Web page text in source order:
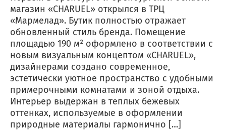
магазин «CHARUEL» открылся в ТРЦ
«Мармелад». Бутик полностью отражает
обновленный стиль бренда. Помещение
площадью 190 м² оформлено в соответствии с
новым визуальным концептом «CHARUEL»,
дизайнерами создано современное,
эстетически уютное пространство с удобными
примерочными комнатами и зоной отдыха.
Интерьер выдержан в теплых бежевых
оттенках, используемые в оформлении
природные материалы гармонично […]